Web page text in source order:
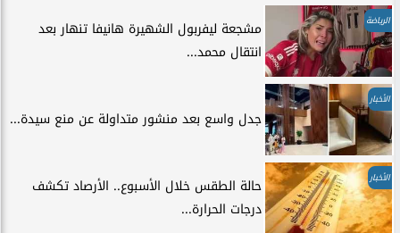
الرياضة
مشجعة ليفربول الشهيرة هانيفا تنهار بعد
انتقال محمد...
الأخبار
جدل واسع بعد منشور متداولة عن منع سيدة...
الأخبار
حالة الطقس خلال الأسبوع.. الأرصاد تكشف
درجات الحرارة...